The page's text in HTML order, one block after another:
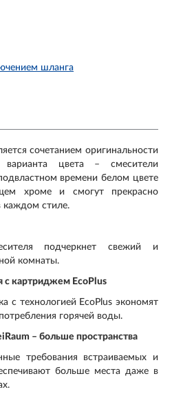
шланга
сочетанием оригинальности
цвета – смесители
времени белом цвете
хроме и смогут прекрасно
каждом стиле.
подчеркнет свежий и
комнаты.
с картриджем EcoPlus
с технологией EcoPlus экономят
горячей воды.
– больше пространства
требования встраиваемых и
больше места даже в